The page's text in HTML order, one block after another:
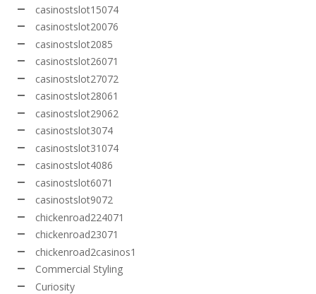
casinostslot15074
casinostslot20076
casinostslot2085
casinostslot26071
casinostslot27072
casinostslot28061
casinostslot29062
casinostslot3074
casinostslot31074
casinostslot4086
casinostslot6071
casinostslot9072
chickenroad224071
chickenroad23071
chickenroad2casinos1
Commercial Styling
Curiosity